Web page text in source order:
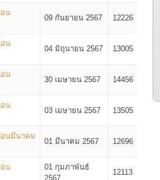
น
09 กันยายน 2567 12226
น
04 มิถุนายน 2567 13005
น
30 เมษายน 2567 14456
น
03 เมษายน 2567 13505
อนมีนาคม
01 มีนาคม 2567 12696
น
01 กุมภาพันธ์
2567
12113